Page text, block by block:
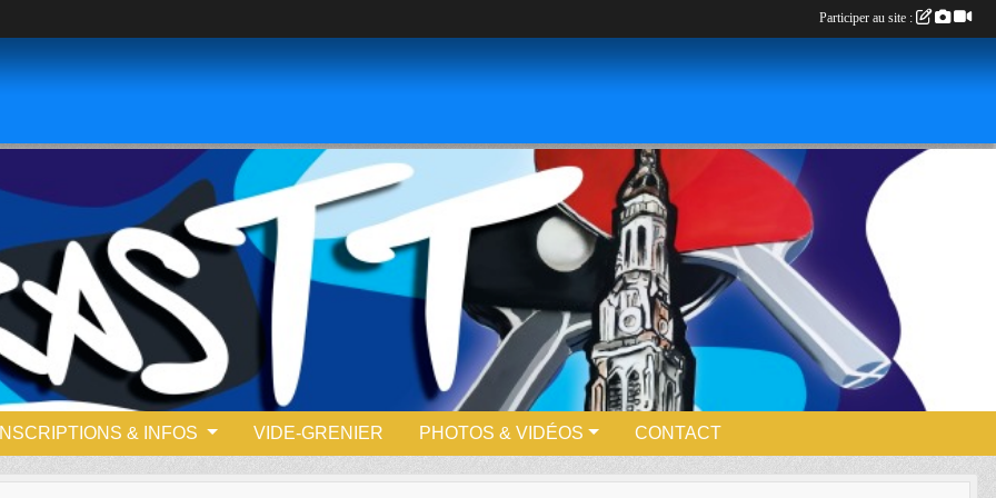
INSCRIPTIONS & INFOS VIDE-GRENIER PHOTOS & VIDÉOS CONTACT
Participer au site :